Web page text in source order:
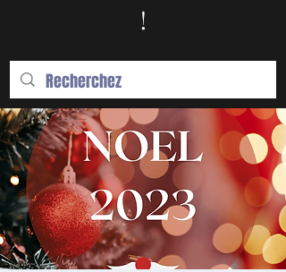
!